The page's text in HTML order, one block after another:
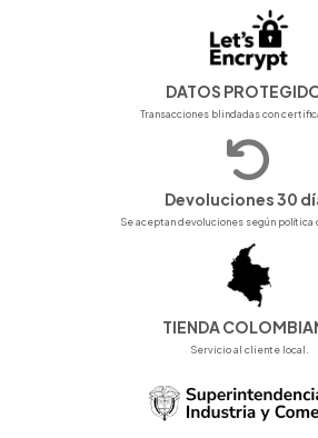
DATOS
Transacciones blindadas con
Devoluciones 30
Se aceptan devoluciones según política
TIENDA
Servicio al cliente local.